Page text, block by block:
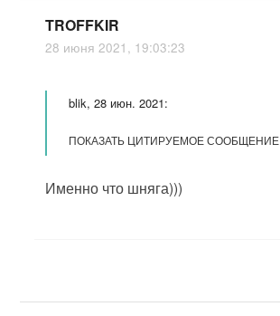
TROFFKIR
28 июня 2021, 19:03:23
blik, 28 июн. 2021:
ПОКАЗАТЬ ЦИТИРУЕМОЕ СООБЩЕНИЕ
Именно что шняга)))